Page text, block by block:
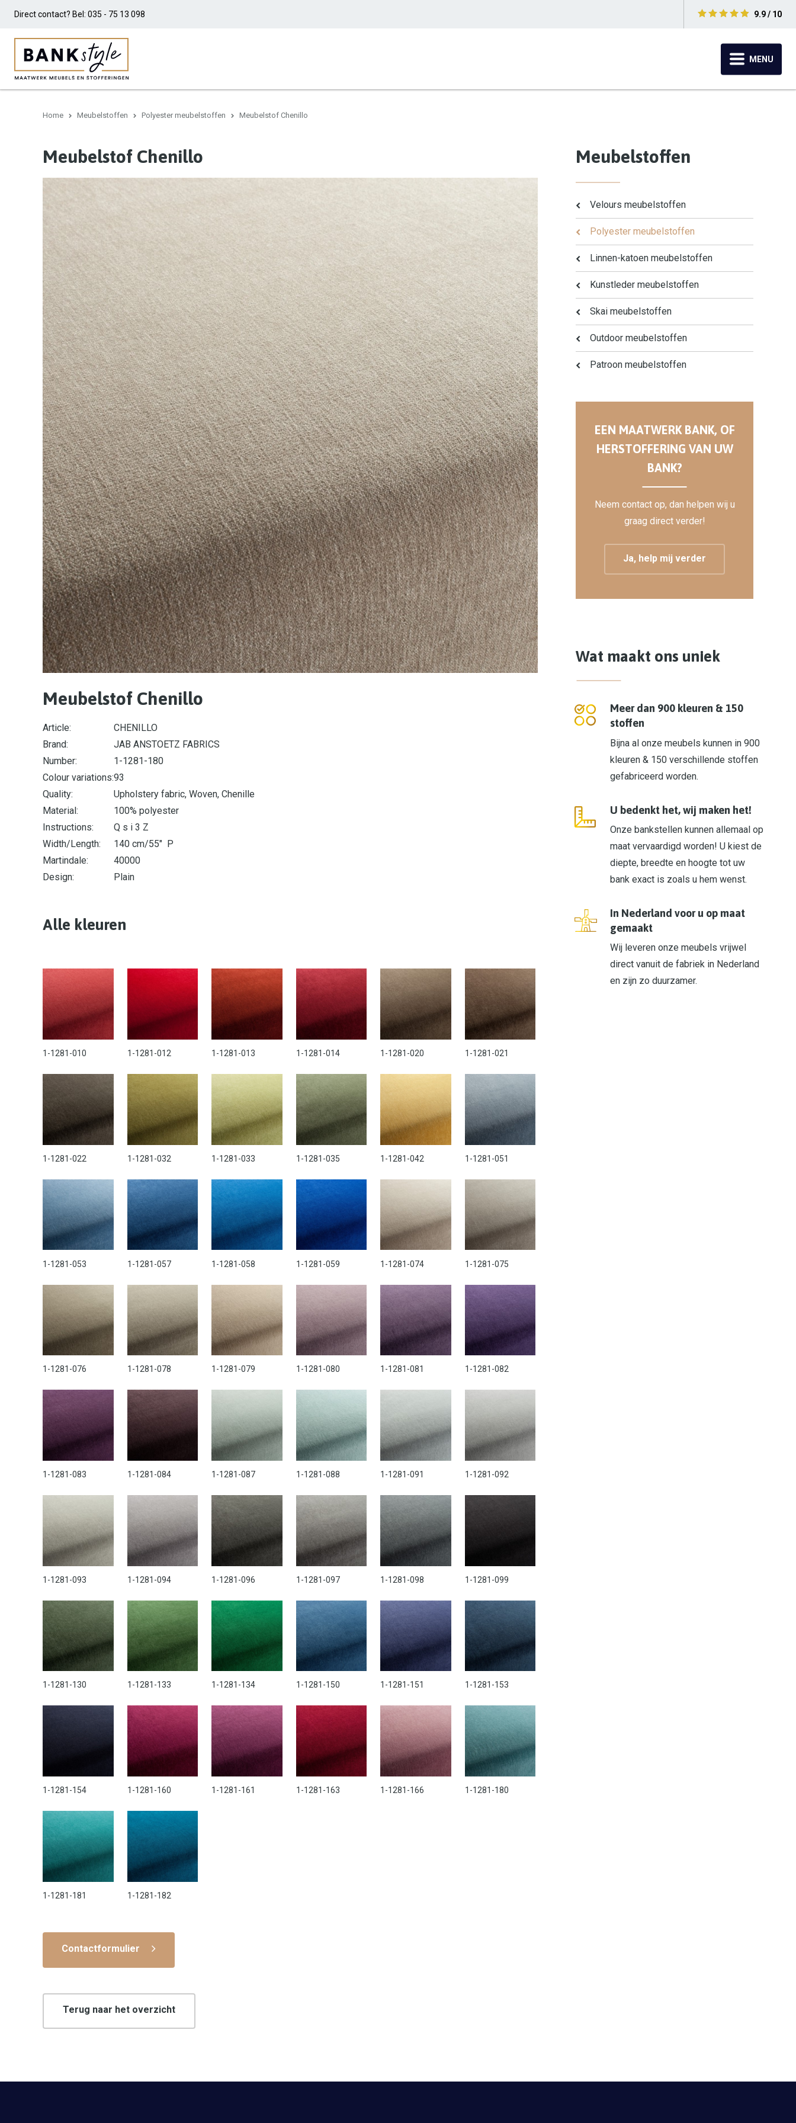
Direct contact? Bel: 035 - 75 13 098 9.9 / 10
MENU
Home Meubelstoffen Polyester meubelstoffen Meubelstof Chenillo
Meubelstof Chenillo
Meubelstof Chenillo
Article:
CHENILLO
Brand:
JAB ANSTOETZ FABRICS
Number:
1-1281-180
Colour variations:93
Quality:
Upholstery fabric, Woven, Chenille
Material:
100% polyester
Instructions:
Q s i 3 Z
Width/Length:
140 cm/55" P
Martindale:
40000
Design:
Plain
Alle kleuren
1-1281-010 1-1281-012 1-1281-013 1-1281-014 1-1281-020 1-1281-021
1-1281-022 1-1281-032 1-1281-033 1-1281-035 1-1281-042 1-1281-051
1-1281-053 1-1281-057 1-1281-058 1-1281-059 1-1281-074 1-1281-075
1-1281-076 1-1281-078 1-1281-079 1-1281-080 1-1281-081 1-1281-082
1-1281-083 1-1281-084 1-1281-087 1-1281-088 1-1281-091 1-1281-092
1-1281-093 1-1281-094 1-1281-096 1-1281-097 1-1281-098 1-1281-099
1-1281-130 1-1281-133 1-1281-134 1-1281-150 1-1281-151 1-1281-153
1-1281-154 1-1281-160 1-1281-161 1-1281-163 1-1281-166 1-1281-180
1-1281-181 1-1281-182
Contactformulier
Terug naar het overzicht
Meubelstoffen
Velours meubelstoffen
Polyester meubelstoffen
Linnen-katoen meubelstoffen
Kunstleder meubelstoffen
Skai meubelstoffen
Outdoor meubelstoffen
Patroon meubelstoffen
EEN MAATWERK BANK, OF
HERSTOFFERING VAN UW
BANK?
Neem contact op, dan helpen wij u
graag direct verder!
Ja, help mij verder
Wat maakt ons uniek
Meer dan 900 kleuren & 150
stoffen
Bijna al onze meubels kunnen in 900
kleuren & 150 verschillende stoffen
gefabriceerd worden.
U bedenkt het, wij maken het!
Onze bankstellen kunnen allemaal op
maat vervaardigd worden! U kiest de
diepte, breedte en hoogte tot uw
bank exact is zoals u hem wenst.
In Nederland voor u op maat
gemaakt
Wij leveren onze meubels vrijwel
direct vanuit de fabriek in Nederland
en zijn zo duurzamer.